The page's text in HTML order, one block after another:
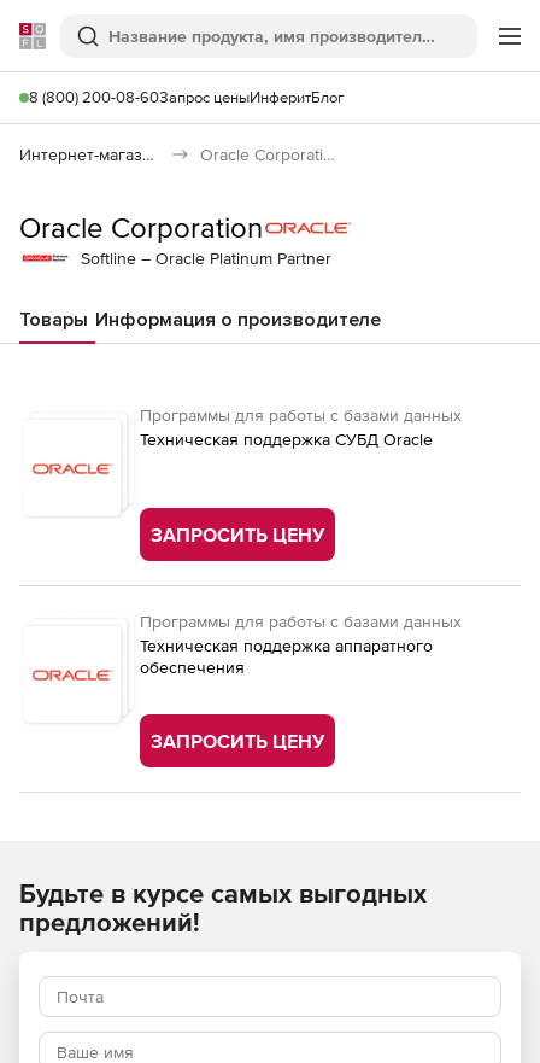
Softline
Поиск
8 (800) 200-08-60Запрос ценыИнферитБлог
Интернет-магазин Oracle Corporation
Oracle Corporation
Softline – Oracle Platinum Partner
Товары Информация о производителе
Программы для работы с базами данных
Техническая поддержка СУБД Oracle
ЗАПРОСИТЬ ЦЕНУ
Программы для работы с базами данных
Техническая поддержка аппаратного
обеспечения
ЗАПРОСИТЬ ЦЕНУ
Будьте в курсе самых выгодных
предложений!